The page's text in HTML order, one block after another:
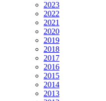
2023
2022
2021
2020
2019
2018
2017
2016
2015
2014
2013